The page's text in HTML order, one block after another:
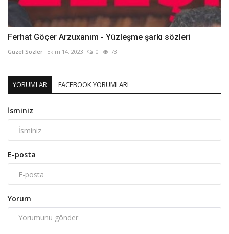
Ferhat Göçer Arzuxanım - Yüzleşme şarkı sözleri
Güzel Sözler Ekim 14, 2023 0 73
YORUMLAR FACEBOOK YORUMLARI
İsminiz
E-posta
Yorum